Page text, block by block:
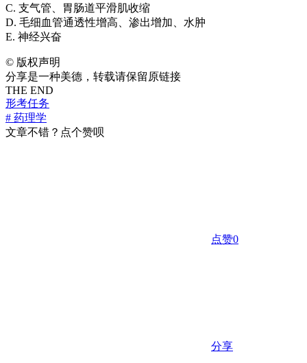
C. 支气管、胃肠道平滑肌收缩
D. 毛细血管通透性增高、渗出增加、水肿
E. 神经兴奋
© 版权声明
分享是一种美德，转载请保留原链接
THE END
形考任务
# 药理学
文章不错？点个赞呗
点赞0
分享